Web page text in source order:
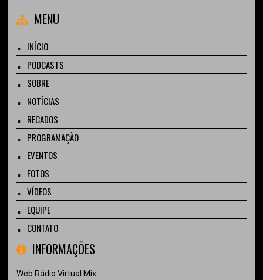
MENU
INÍCIO
PODCASTS
SOBRE
NOTÍCIAS
RECADOS
PROGRAMAÇÃO
EVENTOS
FOTOS
VÍDEOS
EQUIPE
CONTATO
INFORMAÇÕES
Web Rádio Virtual Mix